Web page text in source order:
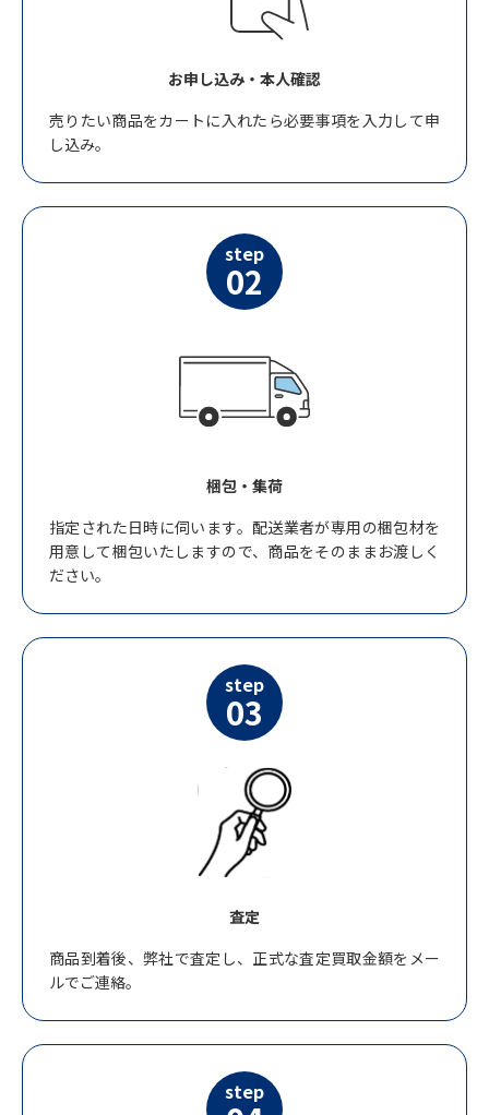
お申し込み・本人確認
売りたい商品をカートに入れたら必要事項を入力して申
し込み。
step
02
梱包・集荷
指定された日時に伺います。配送業者が専用の梱包材を
用意して梱包いたしますので、商品をそのままお渡しく
ださい。
step
03
査定
商品到着後、弊社で査定し、正式な査定買取金額をメー
ルでご連絡。
step